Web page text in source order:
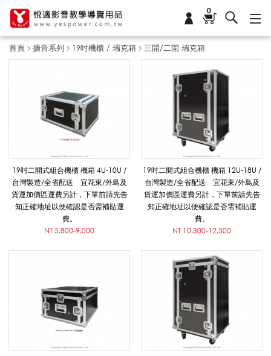
0
首頁 擴音系列 19吋機櫃 / 瑞克箱 三開/二開 瑞克箱
/
二
開
19吋二開式組合機櫃 機箱 4U-10U /
台灣製造/全省配送 宜花東/外島及
貨運加價區運費另計，下單前請先告
知正確地址以便確認是否需補貼運
費。
NT.5,800-9,000
19吋二開式組合機櫃 機箱 12U-18U /
台灣製造/全省配送 宜花東/外島及
貨運加價區運費另計，下單前請先告
知正確地址以便確認是否需補貼運
費。
NT.10,300-12,500